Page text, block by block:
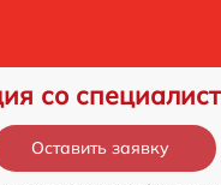
со
Оставить заявку